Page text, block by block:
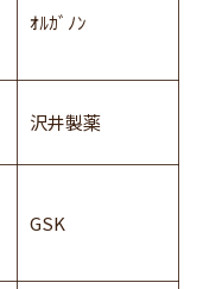
ｵﾙｶﾞﾉﾝ
沢井製薬
GSK